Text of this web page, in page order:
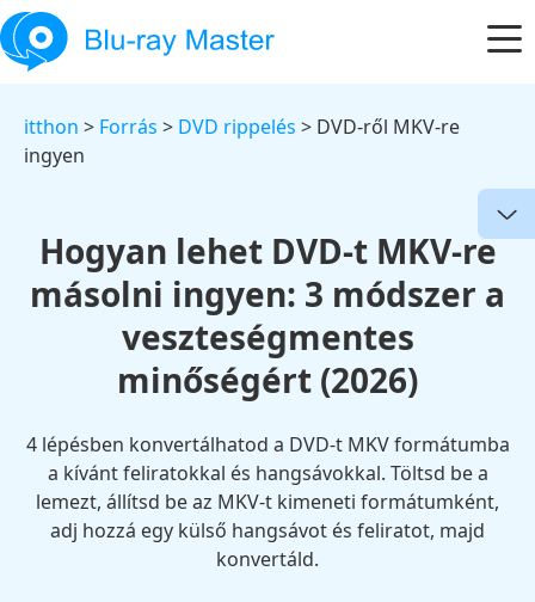
itthon > Forrás > DVD rippelés > DVD-ről MKV-re
ingyen
Hogyan lehet DVD-t MKV-re
másolni ingyen: 3 módszer a
veszteségmentes
minőségért (2026)
4 lépésben konvertálhatod a DVD-t MKV formátumba
a kívánt feliratokkal és hangsávokkal. Töltsd be a
lemezt, állítsd be az MKV-t kimeneti formátumként,
adj hozzá egy külső hangsávot és feliratot, majd
konvertáld.